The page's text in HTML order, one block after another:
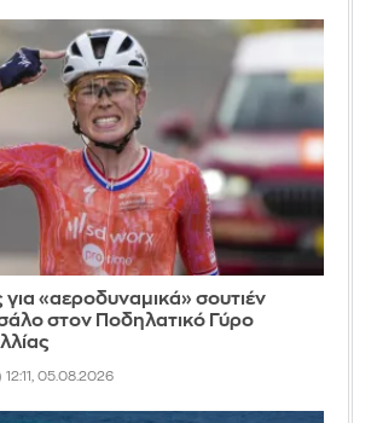
για «αεροδυναμικά» σουτιέν
στον Ποδηλατικό Γύρο
12:11, 05.08.2026